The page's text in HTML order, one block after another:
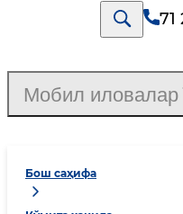
71
Бош саҳифа
Мобил иловалар